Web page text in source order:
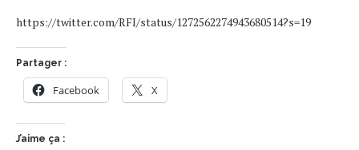
https://twitter.com/RFI/status/1272562274943680514?s=19
Partager :
Facebook X
J’aime ça :